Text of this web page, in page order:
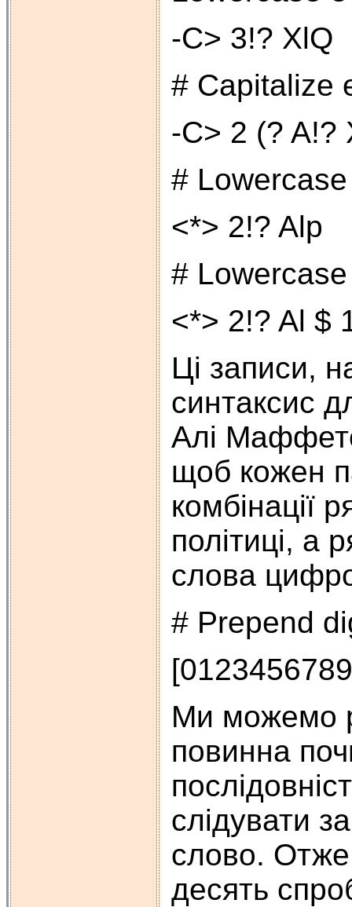
-C> 3!? XlQ
# Capitalize
-C> 2 (? A!?
#
<*> 2!? Alp
#
<*> 2!? Al $
Ці записи,
синтаксис
Алі
щоб кожен
комбінації
політиці, а
слова
# Prepend
Ми можемо
повинна
слідувати
слово.
десять